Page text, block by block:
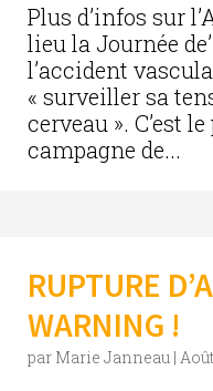
Plus d’infos sur
lieu la Journée
l’accident
« surveiller sa
cerveau ». C’est
campagne de...
RUPTURE
WARNING !
par Marie Janneau |